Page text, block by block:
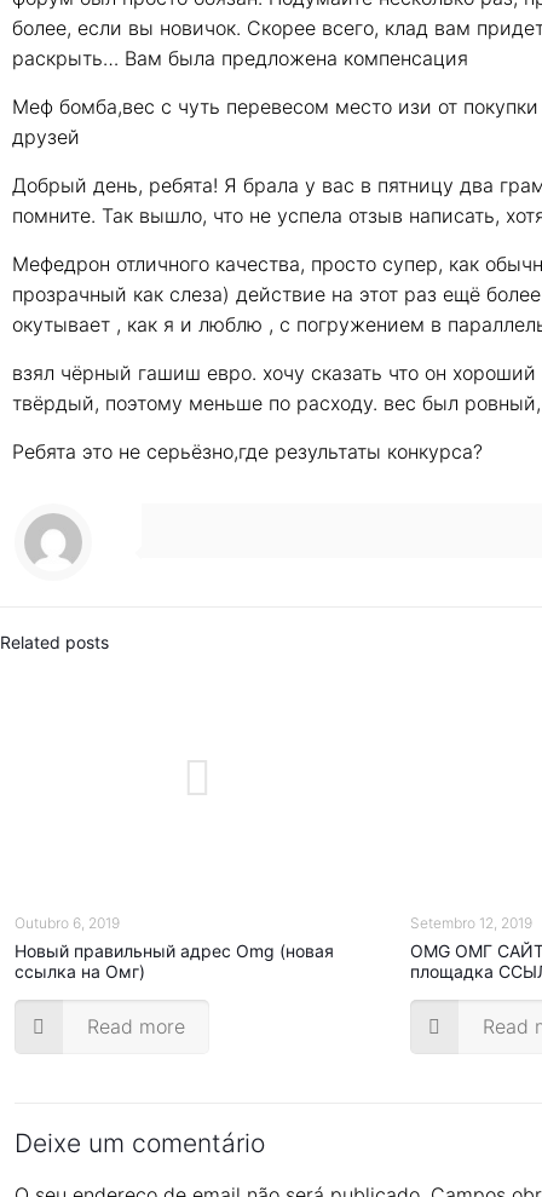
более, если вы новичок. Скорее всего, клад вам
раскрыть… Вам была предложена компенсация
Меф бомба,вес с чуть перевесом место изи от
друзей
Добрый день, ребята! Я брала у вас в пятницу два
помните. Так вышло, что не успела отзыв написать,
Мефедрон отличного качества, просто супер, как
прозрачный как слеза) действие на этот раз ещё
окутывает , как я и люблю , с погружением в
взял чёрный гашиш евро. хочу сказать что он
твёрдый, поэтому меньше по расходу. вес был
Ребята это не серьёзно,где результаты конкурса?
Related posts
Outubro 6, 2019
Новый правильный адрес Omg (новая
ссылка на Омг)
Read more
Setembro 12, 2019
OMG ОМГ САЙТ
площадка
Read
Deixe um comentário